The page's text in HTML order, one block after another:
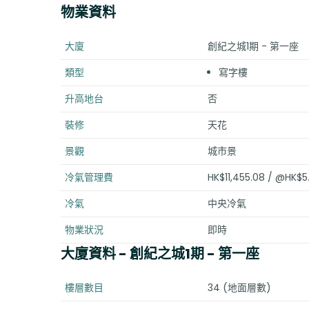
物業資料
大廈
創紀之城1期 - 第一座
類型
寫字樓
升高地台
否
裝修
天花
景觀
城市景
冷氣管理費
HK$11,455.08 /
冷氣
中央冷氣
物業狀況
即時
大廈資料- 創紀之城1期 - 第一座
樓層數目
34 (地面層數)